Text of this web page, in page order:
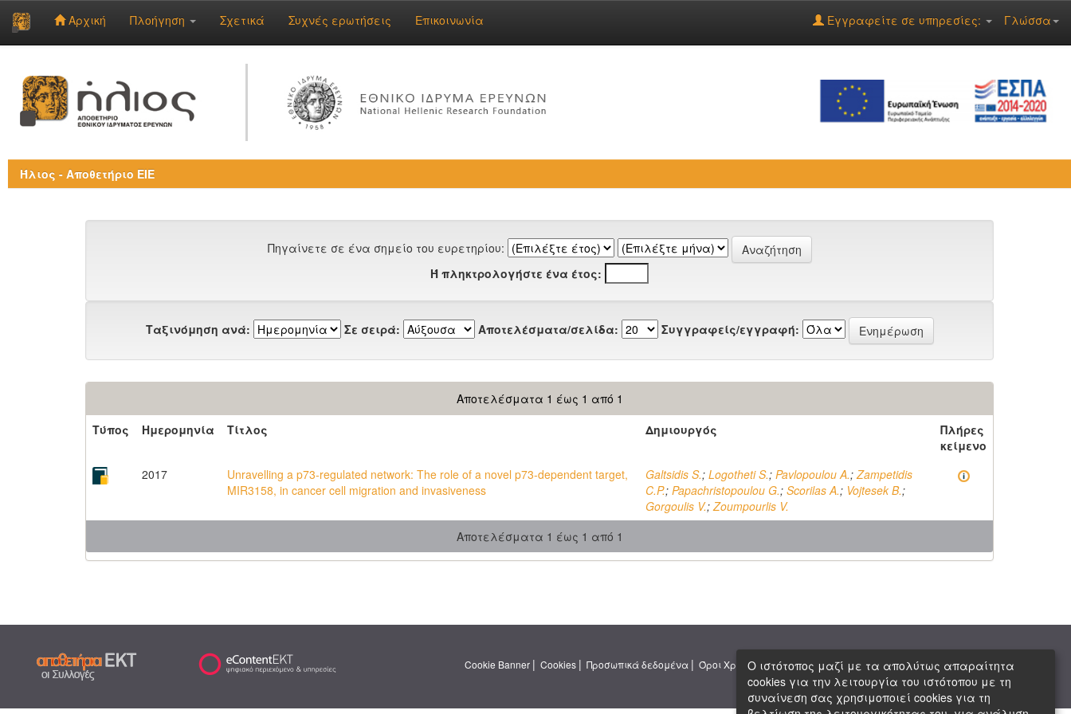
navigation
Αρχική Πλοήγηση Σχετικά Συχνές ερωτήσεις Επικοινωνία Γλώσσα
Εγγραφείτε σε υπηρεσίες:
Ήλιος - Αποθετήριο ΕΙΕ
Πηγαίνετε σε ένα σημείο του ευρετηρίου:
Ή πληκτρολογήστε ένα έτος:
Ταξινόμηση ανά: Σε σειρά: Αποτελέσματα/σελίδα: Συγγραφείς/εγγραφή:
Αποτελέσματα 1 έως 1 από 1
Τύπος
Ημερομηνία Τίτλος Δημιουργός
Πλήρες
κείμενο
2017
Unravelling a p73-regulated network: The role of a novel p73-dependent target,
MIR3158, in cancer cell migration and invasiveness
Galtsidis S.; Logotheti S.; Pavlopoulou A.;Zampetidis
C.P.; Papachristopoulou G.; Scorilas A.; Vojtesek B.;
Gorgoulis V.;Zoumpourlis V.
Αποτελέσματα 1 έως 1 από 1
Cookie Banner | Cookies | Προσωπικά δεδομένα | Όροι Χρήσης | Πνευματική Ιδιοκτησία| Copyright © 2026 ΕΙΕ
Ο ιστότοπος μαζί με τα απολύτως απαραίτητα
cookies για την λειτουργία του ιστότοπου με τη
συναίνεση σας χρησιμοποιεί cookies για τη